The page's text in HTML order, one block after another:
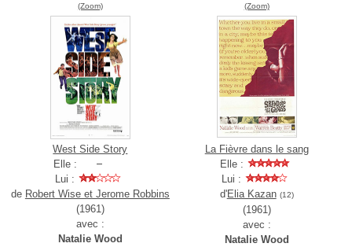
(Zoom)
West Side Story
Elle :
Lui :
de Robert Wise et Jerome Robbins
(1961)
avec :
Natalie Wood
(Zoom)
La Fièvre dans le sang
Elle :
Lui :
d'Elia Kazan (12)
(1961)
avec :
Natalie Wood